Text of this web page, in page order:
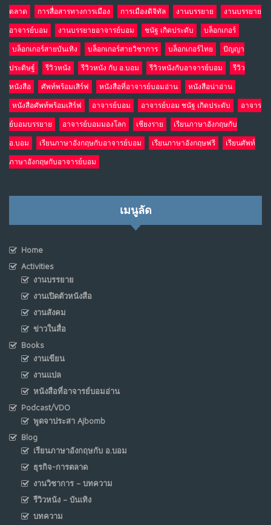
ตลาด การสื่อสารทางการเมือง การเมืองดิจิทัล งานบรรยาย งานบรรยาย
อาจารย์บอม งานบรรยายอาจารย์บอม ชนัฐ เกิดประดับ บล็อกเกอร์
บล็อกเกอร์สายบันเทิง บล็อกเกอร์สายวิชาการ บล็อกเกอร์ไทย ปัญญา
ประดิษฐ์ รีวิวหนัง รีวิวหนัง กับ อ.บอม รีวิวหนังกับอาจารย์บอม รีวิว
หนังสือ ศัพท์พร้อมเสิร์ฟ หนังสือที่อาจารย์บอมอ่าน หนังสือน่าอ่าน
หนังสือศัพท์พร้อมเสิร์ฟ อาจารย์บอม อาจารย์บอม ชนัฐ เกิดประดับ อาจาร
ย์บอมบรรยาย อาจารย์บอมมองโลก เชียงราย เรียนภาษาอังกฤษกับ
อ.บอม เรียนภาษาอังกฤษกับอาจารย์บอม เรียนภาษาอังกฤษฟรี เรียนศัพท์
ภาษาอังกฤษกับอาจารย์บอม
เมนูลัด
Home
Activities
งานบรรยาย
งานเปิดตัวหนังสือ
งานสังคม
ข่าวในสื่อ
Books
งานเขียน
งานแปล
หนังสือที่อาจารย์บอมอ่าน
Podcast/VDO
พูดจาประสา Ajbomb
Blog
เรียนภาษาอังกฤษกับ อ.บอม
ธุรกิจ-การตลาด
งานวิชาการ – บทความ
รีวิวหนัง – บันเทิง
บทความ